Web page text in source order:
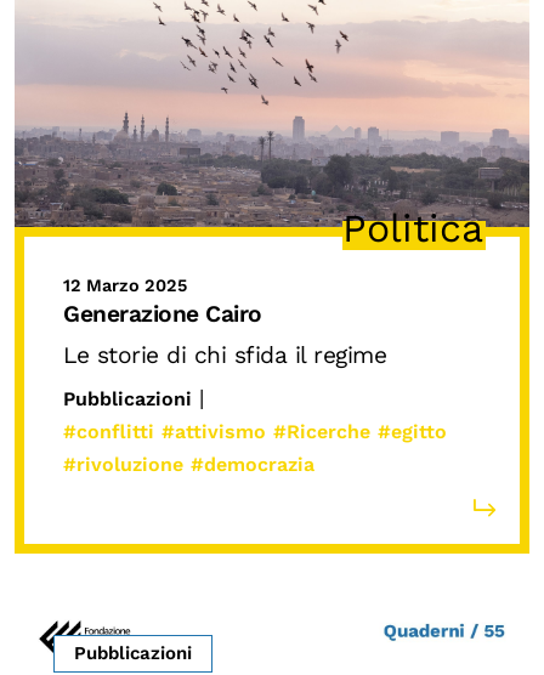
Politica
12 Marzo 2025
Generazione Cairo
Le storie di chi sfida il regime
Pubblicazioni |
#conflitti #attivismo #Ricerche #egitto
#rivoluzione #democrazia
Pubblicazioni